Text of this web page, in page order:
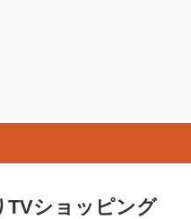
TVショッピング